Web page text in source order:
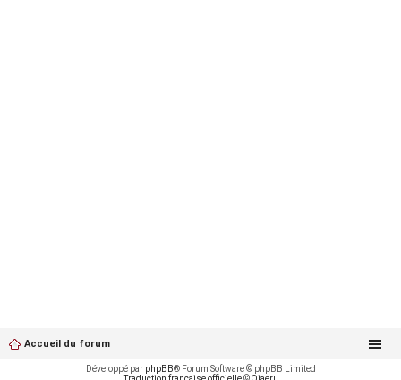
Accueil du forum
Développé par phpBB® Forum Software © phpBB Limited